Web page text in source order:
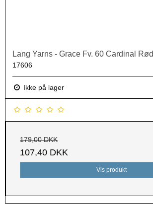
Lang Yarns - Grace Fv. 60 Cardinal Rød
17606
Ikke på lager
179,00 DKK
107,40 DKK
Vis produkt